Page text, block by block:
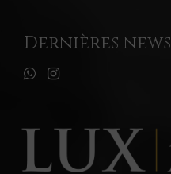
Dernières news